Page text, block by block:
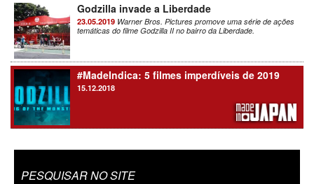
Godzilla invade a Liberdade
23.05.2019 Warner Bros. Pictures promove uma série de ações
temáticas do filme Godzilla II no bairro da Liberdade.
#MadeIndica: 5 filmes imperdíveis de 2019
15.12.2018
PESQUISAR NO SITE